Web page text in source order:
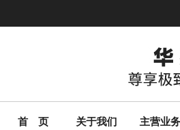
首 页 关于我们 主营业务